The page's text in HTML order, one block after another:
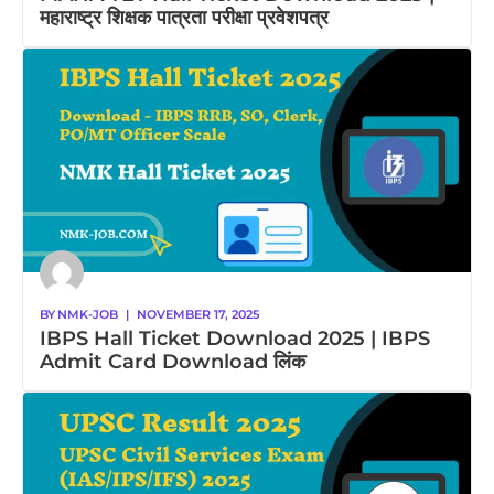
महाराष्ट्र शिक्षक पात्रता परीक्षा प्रवेशपत्र
BY NMK-JOB | NOVEMBER 17, 2025
IBPS Hall Ticket Download 2025 | IBPS
Admit Card Download लिंक